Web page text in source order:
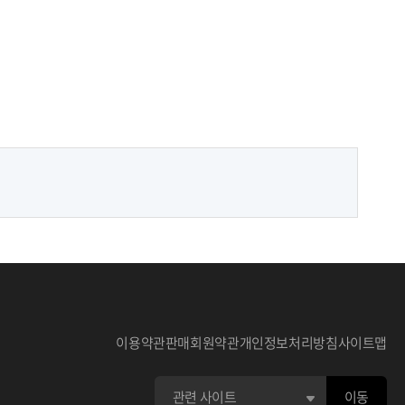
이용약관판매회원약관개인정보처리방침사이트맵
이동